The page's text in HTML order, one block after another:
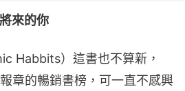
來的你
Habbits）這書也不算新，
章的暢銷書榜，可一直不感興